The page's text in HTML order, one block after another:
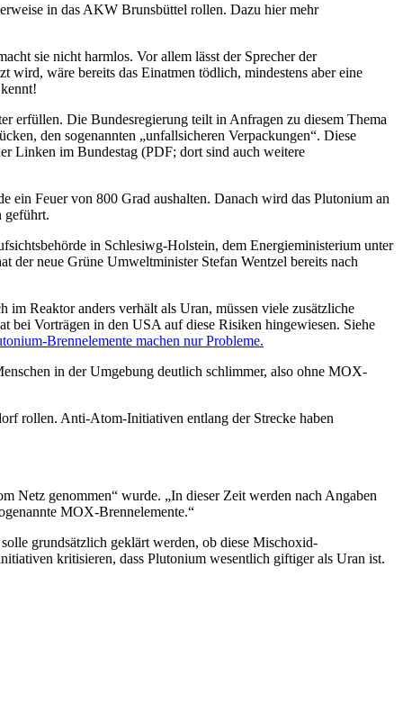
in das AKW Brunsbüttel rollen. Dazu hier mehr
sie nicht harmlos. Vor allem lässt der Sprecher der
wäre bereits das Einatmen tödlich, mindestens aber eine
erfüllen. Die Bundesregierung teilt in Anfragen zu diesem Thema
den sogenannten „unfallsicheren Verpackungen“. Diese
Linken im Bundestag (PDF; dort sind auch weitere
ein Feuer von 800 Grad aushalten. Danach wird das Plutonium an
geführt.
in Schlesiwg-Holstein, dem Energieministerium unter
der neue Grüne Umweltminister Stefan Wentzel bereits nach
Reaktor anders verhält als Uran, müssen viele zusätzliche
bei Vorträgen in den USA auf diese Risiken hingewiesen. Siehe
Brennelemente machen nur Probleme.
in der Umgebung deutlich schlimmer, also ohne MOX-
rollen. Anti-Atom-Initiativen entlang der Strecke haben
Netz genommen“ wurde. „In dieser Zeit werden nach Angaben
MOX-Brennelemente.“
grundsätzlich geklärt werden, ob diese Mischoxid-
kritisieren, dass Plutonium wesentlich giftiger als Uran ist.